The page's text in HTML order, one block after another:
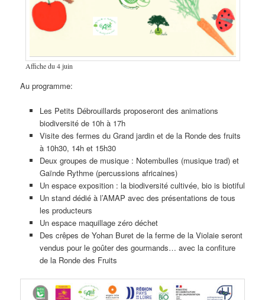
Affiche du 4 juin
Au programme:
Les Petits Débrouillards proposeront des animations
biodiversité de 10h à 17h
Visite des fermes du Grand jardin et de la Ronde des fruits
à 10h30, 14h et 15h30
Deux groupes de musique : Notembulles (musique trad) et
Gaïnde Rythme (percussions africaines)
Un espace exposition : la biodiversité cultivée, bio is biotiful
Un stand dédié à l’AMAP avec des présentations de tous
les producteurs
Un espace maquillage zéro déchet
Des crêpes de Yohan Buret de la ferme de la Violaie seront
vendus pour le goûter des gourmands… avec la confiture
de la Ronde des Fruits